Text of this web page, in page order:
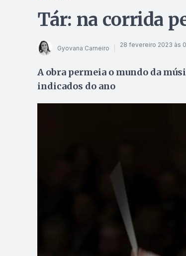
Tár: na corrida
Gyovana Carneiro 28 fevereiro 2023 às
A obra permeia o mundo da
indicados do ano